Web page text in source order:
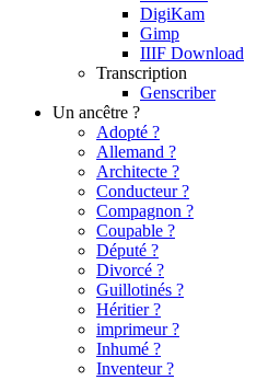
DigiKam
Gimp
IIIF Download
Transcription
Genscriber
Un ancêtre ?
Adopté ?
Allemand ?
Architecte ?
Conducteur ?
Compagnon ?
Coupable ?
Député ?
Divorcé ?
Guillotinés ?
Héritier ?
imprimeur ?
Inhumé ?
Inventeur ?